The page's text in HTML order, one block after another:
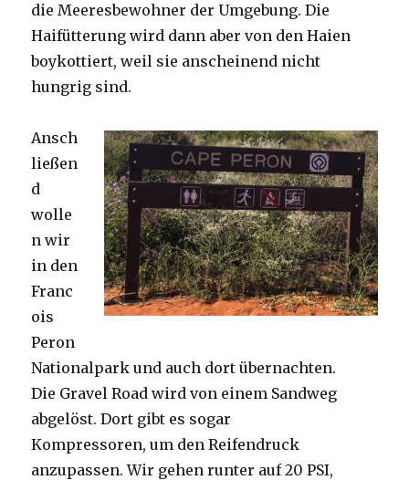
die Meeresbewohner der Umgebung. Die
Haifütterung wird dann aber von den Haien
boykottiert, weil sie anscheinend nicht
hungrig sind.
Ansch
ließen
d
wolle
n wir
in den
Franc
ois
Peron
Nationalpark und auch dort übernachten.
Die Gravel Road wird von einem Sandweg
abgelöst. Dort gibt es sogar
Kompressoren, um den Reifendruck
anzupassen. Wir gehen runter auf 20 PSI,